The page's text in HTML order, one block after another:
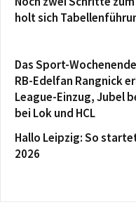
holt sich
Das Sport-
RB-Edelfan Rangnick
League-Einzug, Jubel
bei Lok und HCL
Hallo Leipzig: So
2026